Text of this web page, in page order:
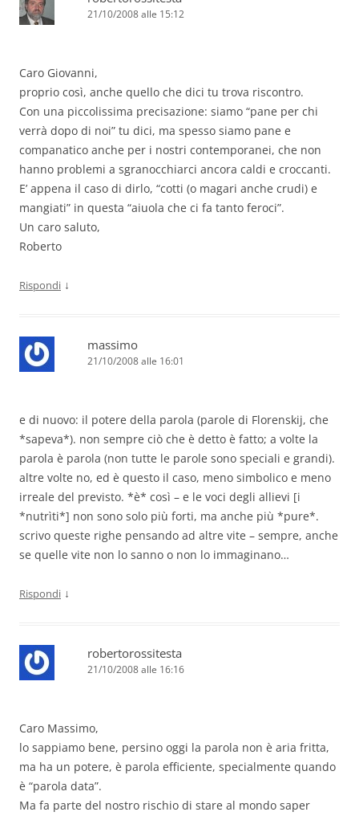
21/10/2008 alle 15:12
Caro Giovanni,
proprio così, anche quello che dici tu trova riscontro.
Con una piccolissima precisazione: siamo “pane per chi
verrà dopo di noi” tu dici, ma spesso siamo pane e
companatico anche per i nostri contemporanei, che non
hanno problemi a sgranocchiarci ancora caldi e croccanti.
E’ appena il caso di dirlo, “cotti (o magari anche crudi) e
mangiati” in questa “aiuola che ci fa tanto feroci”.
Un caro saluto,
Roberto
Rispondi ↓
massimo
21/10/2008 alle 16:01
e di nuovo: il potere della parola (parole di Florenskij, che
*sapeva*). non sempre ciò che è detto è fatto; a volte la
parola è parola (non tutte le parole sono speciali e grandi).
altre volte no, ed è questo il caso, meno simbolico e meno
irreale del previsto. *è* così – e le voci degli allievi [i
*nutrìti*] non sono solo più forti, ma anche più *pure*.
scrivo queste righe pensando ad altre vite – sempre, anche
se quelle vite non lo sanno o non lo immaginano…
Rispondi ↓
robertorossitesta
21/10/2008 alle 16:16
Caro Massimo,
lo sappiamo bene, persino oggi la parola non è aria fritta,
ma ha un potere, è parola efficiente, specialmente quando
è “parola data”.
Ma fa parte del nostro rischio di stare al mondo saper